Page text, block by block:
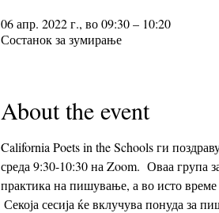
06 апр. 2022 г., во 09:30 – 10:20
Состанок за зумирање
About the event
California Poets in the Schools ги
среда 9:30-10:30 на Zoom.  Оваа група
практика на пишување, а во исто време